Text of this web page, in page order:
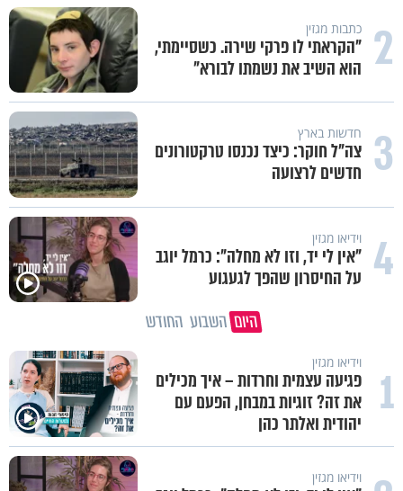
2 כתבות מגזין
"הקראתי לו פרקי שירה. כשסיימתי,
הוא השיב את נשמתו לבורא"
3 חדשות בארץ
צה"ל חוקר: כיצד נכנסו טרקטורונים
חדשים לרצועה
4 וידיאו מגזין
"אין לי יד, וזו לא מחלה": כרמל יוגב
על החיסרון שהפך לגעגוע
היום השבוע החודש
1 וידיאו מגזין
פגיעה עצמית וחרדות – איך מכילים
את זה? זוגיות במבחן, הפעם עם
יהודית ואלתר כהן
וידיאו מגזין